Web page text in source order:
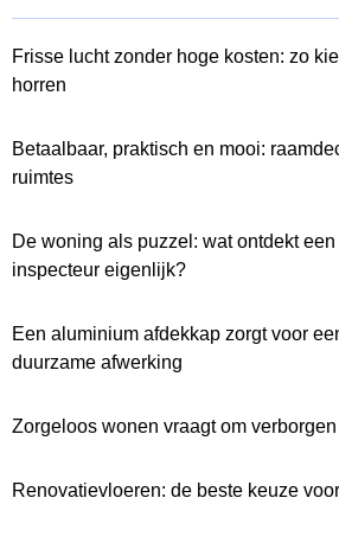
Frisse lucht zonder hoge kosten: zo
horren
Betaalbaar, praktisch en mooi:
ruimtes
De woning als puzzel: wat ontdekt
inspecteur eigenlijk?
Een aluminium afdekkap zorgt voor
duurzame afwerking
Zorgeloos wonen vraagt om
Renovatievloeren: de beste keuze